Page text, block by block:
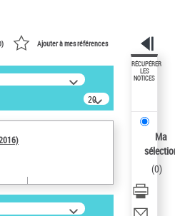
les
) Ajouter à mes références
20
résultats/page
RÉCUPÉRER
LES
NOTICES
Ma
(0)